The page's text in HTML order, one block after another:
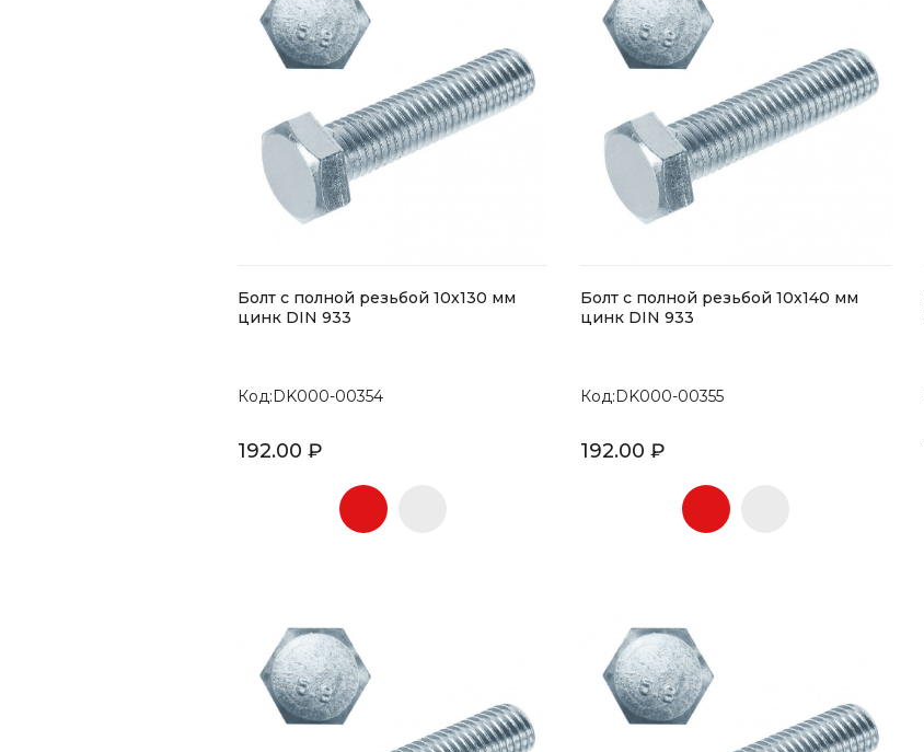
Болт с полной резьбой 10х130 мм
цинк DIN 933
Код:DK000-00354
192.00 ₽
Болт с полной резьбой 10х140 мм
цинк DIN 933
Код:DK000-00355
192.00 ₽